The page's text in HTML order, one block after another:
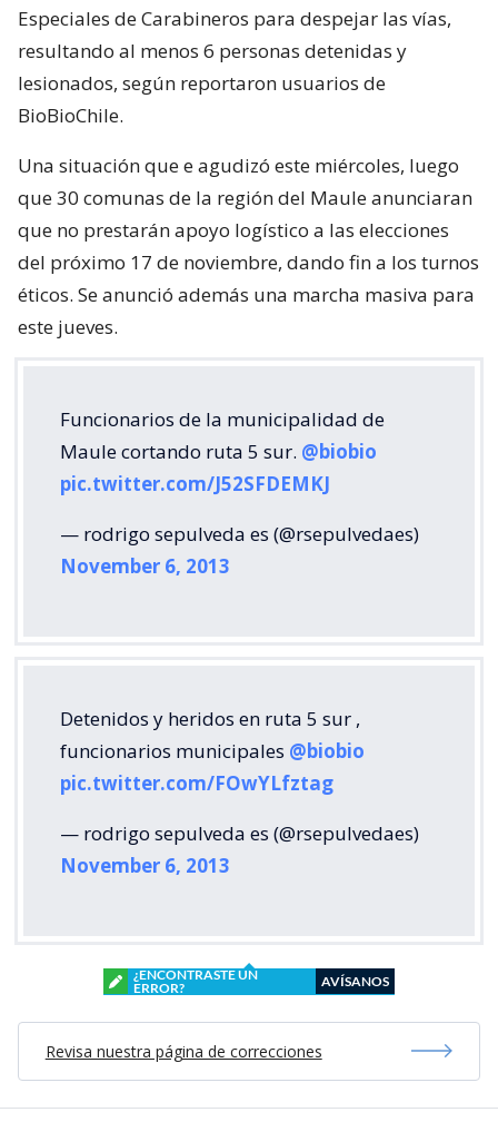
Especiales de Carabineros para despejar las vías,
resultando al menos 6 personas detenidas y
lesionados, según reportaron usuarios de
BioBioChile.
Una situación que e agudizó este miércoles, luego
que 30 comunas de la región del Maule anunciaran
que no prestarán apoyo logístico a las elecciones
del próximo 17 de noviembre, dando fin a los turnos
éticos. Se anunció además una marcha masiva para
este jueves.
Funcionarios de la municipalidad de
Maule cortando ruta 5 sur. @biobio
pic.twitter.com/J52SFDEMKJ
— rodrigo sepulveda es (@rsepulvedaes)
November 6, 2013
Detenidos y heridos en ruta 5 sur ,
funcionarios municipales @biobio
pic.twitter.com/FOwYLfztag
— rodrigo sepulveda es (@rsepulvedaes)
November 6, 2013
¿ENCONTRASTE UN
ERROR?
AVÍSANOS
Revisa nuestra página de correcciones